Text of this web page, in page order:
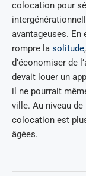
colocation pour
avantageuses.
rompre la solitude
d’économiser de
devait louer un
il ne pourrait
ville. Au niveau
colocation est
âgées.